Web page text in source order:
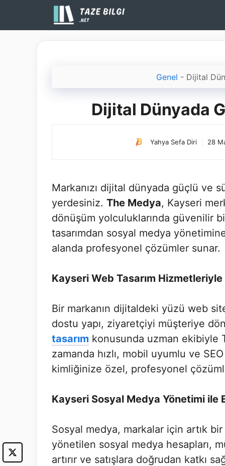
Genel - Dijital
Dijital Dünyada
Yahya Sefa Diri 28
Markanızı dijital dünyada güçlü ve
yerdesiniz. The Medya, Kayseri
dönüşüm yolculuklarında güvenilir
tasarımdan sosyal medya
alanda profesyonel çözümler sunar.
Kayseri Web Tasarım
Bir markanın dijitaldeki yüzü web
dostu yapı, ziyaretçiyi müşteriye
tasarım konusunda uzman ekibiyle
zamanda hızlı, mobil uyumlu ve
kimliğinize özel, profesyonel
Kayseri Sosyal Medya Yönetimi ile
Sosyal medya, markalar için artık
yönetilen sosyal medya hesapları,
artırır ve satışlara doğrudan katkı